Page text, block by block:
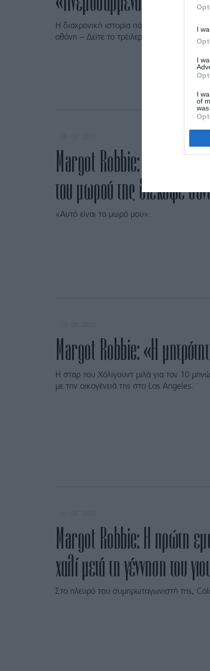
I
I
I
of
was
Η διαχρονική ιστορία πάθους και
οθόνη – Δείτε το τρέιλερ.
Margot Robbie: Η
του μωρού της διέκοψε
«Αυτό είναι το μωρό μου».
Margot Robbie: «Η
Η σταρ του Χόλιγουντ μιλά για τον 10
με την οικογένειά της στο Los Angeles.
Margot Robbie: Η πρώτη
χαλί μετά τη γέννηση του
Στο πλευρό του συμπρωταγωνιστή της,